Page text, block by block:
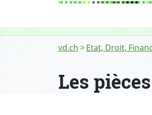
Fil d'Ariane
vd.ch Etat, Droit,
Les pièces justificatives
Les